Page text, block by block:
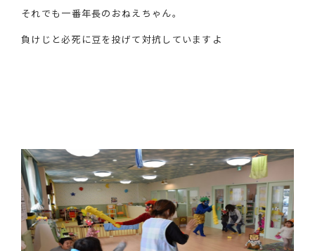
それでも一番年長のおねえちゃん。
負けじと必死に豆を投げて対抗していますよ